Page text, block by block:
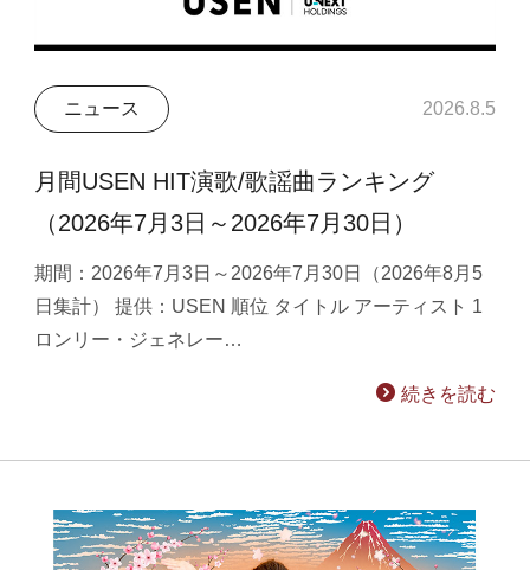
ニュース 2026.8.5
月間USEN HIT演歌/歌謡曲ランキング
（2026年7月3日～2026年7月30日）
期間：2026年7月3日～2026年7月30日（2026年8月5
日集計） 提供：USEN 順位 タイトル アーティスト 1
ロンリー・ジェネレー…
続きを読む